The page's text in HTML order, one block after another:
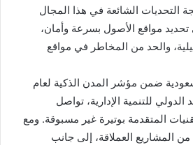
التحديات الشائعة في هذا المجال
مواقع الأصول بسرعة وأمان،
والحد من المخاطر في مواقع
ضمن مؤشر المدن الذكية لعام
الدولي للتنمية الإدارية، تواصل
المتقدمة بوتيرة غير مسبوقة. ومع
المشاريع العملاقة، إلى جانب